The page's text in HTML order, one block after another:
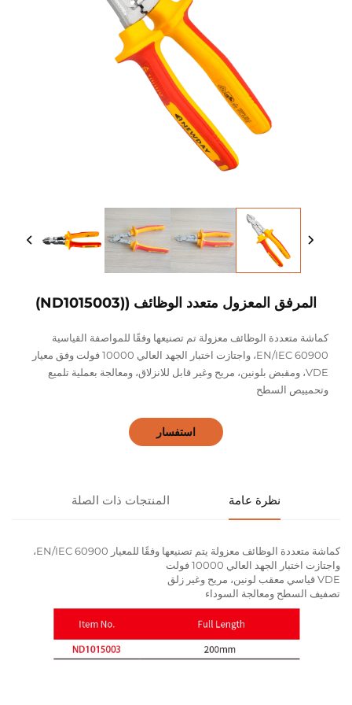
المرفق المعزول متعدد الوظائف ((ND1015003)
كماشة متعددة الوظائف معزولة تم تصنيعها وفقًا للمواصفة القياسية
EN/IEC 60900، واجتازت اختبار الجهد العالي 10000 فولت وفق معيار
VDE، ومقبض بلونين، مريح وغير قابل للانزلاق، ومعالجة بعملية تلميع
وتحمييص السطح
استفسار
نظرة عامة المنتجات ذات الصلة
كماشة متعددة الوظائف معزولة يتم تصنيعها وفقًا للمعيار EN/IEC 60900،
واجتازت اختبار الجهد العالي 10000 فولت
VDE قياسي معقب لونين، مريح وغير زلق
تصفيف السطح ومعالجة السوداء